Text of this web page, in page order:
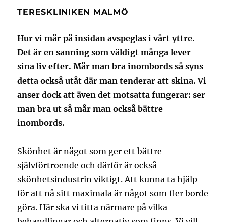
TERESKLINIKEN MALMÖ
Hur vi mår på insidan avspeglas i vårt yttre.
Det är en sanning som väldigt många lever
sina liv efter. Mår man bra inombords så syns
detta också utåt där man tenderar att skina. Vi
anser dock att även det motsatta fungerar: ser
man bra ut så mår man också bättre
inombords.
Skönhet är något som ger ett bättre
självförtroende och därför är också
skönhetsindustrin viktigt. Att kunna ta hjälp
för att nå sitt maximala är något som fler borde
göra. Här ska vi titta närmare på vilka